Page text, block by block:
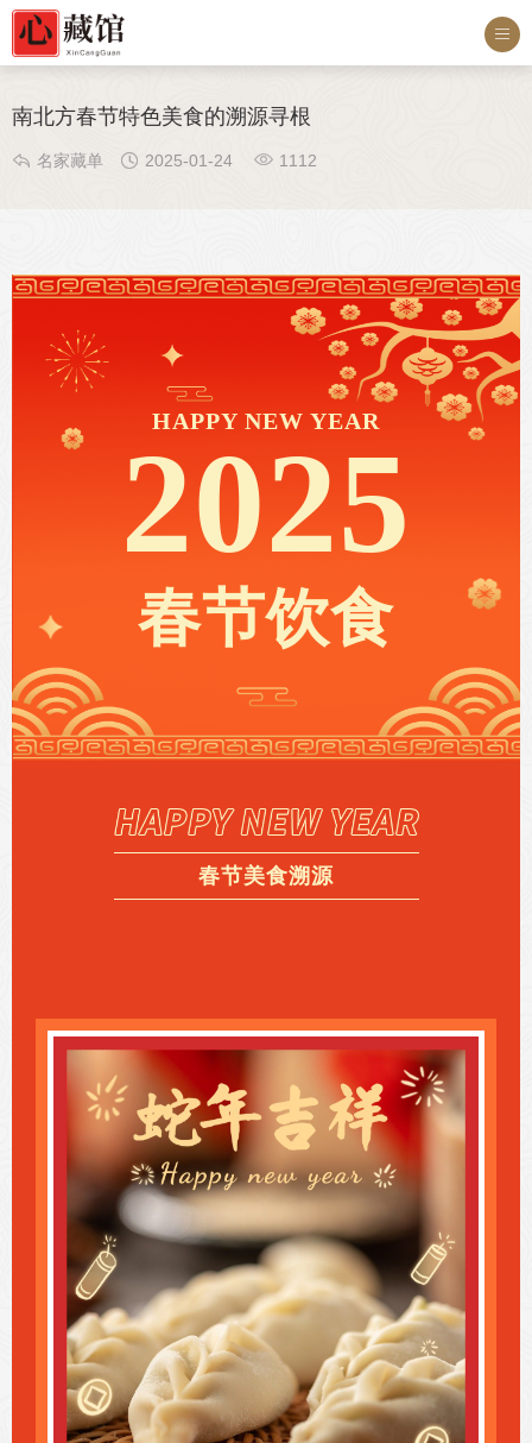

南北方春节特色美食的溯源寻根
 名家藏单  2025-01-24  1112
HAPPY NEW YEAR
2025
春节饮食
春节美食溯源